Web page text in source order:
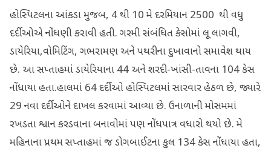
હોસ્પિટલના આંકડા મુજબ, 4 થી 10 મે દરમિયાન 2500 થી વધુ
દર્દીઓએ નોંધણી કરાવી હતી. ગરમી સંબંધિત કેસોમાં લૂ લાગવી,
ડાયેરિયા,વોમિટિંગ, ગભરામણ અને પથરીના દુખાવાનો સમાવેશ થાય
છે. આ સપ્તાહમાં ડાયેરિયાના 44 અને શરદી-ખાંસી-તાવના 104 કેસ
નોંધાયા હતા.હાલમાં 64 દર્દીઓ હોસ્પિટલમાં સારવાર હેઠળ છે, જ્યારે
29 નવા દર્દીઓને દાખલ કરવામાં આવ્યા છે. ઉનાળાની મોસમમાં
રખડતા શ્વાન કરડવાના બનાવોમાં પણ નોંધપાત્ર વધારો થયો છે. મે
મહિનાના પ્રથમ સપ્તાહમાં જ ડોગબાઈટના કુલ 134 કેસ નોંધાયા હતા,